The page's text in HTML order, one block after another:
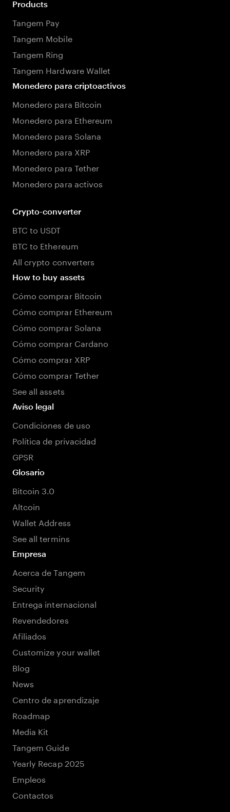
Products
Tangem Pay
Tangem Mobile
Tangem Ring
Tangem Hardware Wallet
Monedero para criptoactivos
Monedero para Bitcoin
Monedero para Ethereum
Monedero para Solana
Monedero para XRP
Monedero para Tether
Monedero para activos
Crypto-converter
BTC to USDT
BTC to Ethereum
All crypto converters
How to buy assets
Cómo comprar Bitcoin
Cómo comprar Ethereum
Cómo comprar Solana
Cómo comprar Cardano
Cómo comprar XRP
Cómo comprar Tether
See all assets
Aviso legal
Condiciones de uso
Política de privacidad
GPSR
Glosario
Bitcoin 3.0
Altcoin
Wallet Address
See all termins
Empresa
Acerca de Tangem
Security
Entrega internacional
Revendedores
Afiliados
Customize your wallet
Blog
News
Centro de aprendizaje
Roadmap
Media Kit
Tangem Guide
Yearly Recap 2025
Empleos
Contactos